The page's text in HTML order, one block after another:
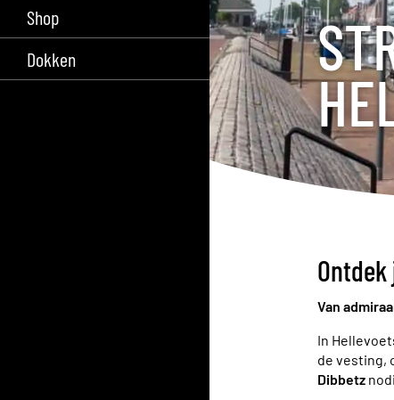
Shop
Dokken
Van
In
de vesting,
Dibbetz